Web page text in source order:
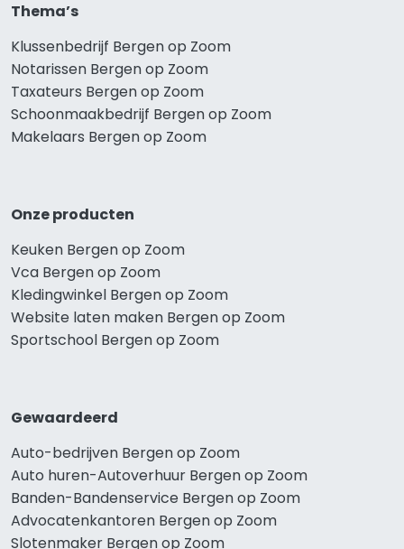
Thema’s
Klussenbedrijf Bergen op Zoom
Notarissen Bergen op Zoom
Taxateurs Bergen op Zoom
Schoonmaakbedrijf Bergen op Zoom
Makelaars Bergen op Zoom
Onze producten
Keuken Bergen op Zoom
Vca Bergen op Zoom
Kledingwinkel Bergen op Zoom
Website laten maken Bergen op Zoom
Sportschool Bergen op Zoom
Gewaardeerd
Auto-bedrijven Bergen op Zoom
Auto huren-Autoverhuur Bergen op Zoom
Banden-Bandenservice Bergen op Zoom
Advocatenkantoren Bergen op Zoom
Slotenmaker Bergen op Zoom